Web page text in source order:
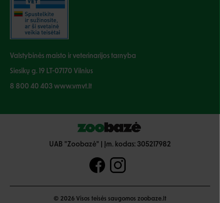
Valstybinės maisto ir veterinarijos tarnyba
Siesikų g. 19 LT-07170 Vilnius
8 800 40 403 www.vmvt.lt
UAB "Zoobazė" | Įm. kodas: 305217982
© 2026 Visos teisės saugomos zoobaze.lt